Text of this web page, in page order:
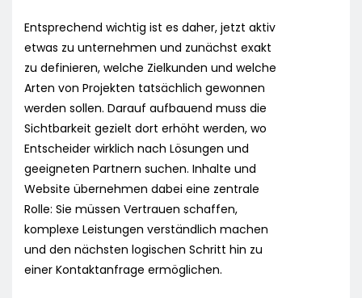
Entsprechend wichtig ist es daher, jetzt aktiv
etwas zu unternehmen und zunächst exakt
zu definieren, welche Zielkunden und welche
Arten von Projekten tatsächlich gewonnen
werden sollen. Darauf aufbauend muss die
Sichtbarkeit gezielt dort erhöht werden, wo
Entscheider wirklich nach Lösungen und
geeigneten Partnern suchen. Inhalte und
Website übernehmen dabei eine zentrale
Rolle: Sie müssen Vertrauen schaffen,
komplexe Leistungen verständlich machen
und den nächsten logischen Schritt hin zu
einer Kontaktanfrage ermöglichen.